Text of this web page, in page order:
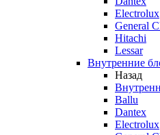
Electrolux
General
Hitachi
Lessar
Внутренние
Назад
Ballu
Dantex
Electrolux